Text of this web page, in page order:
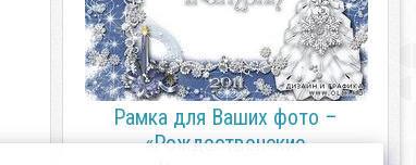
Рамка для Ваших фото –
«Рождественские